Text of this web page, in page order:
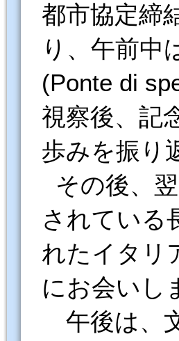
都市協定締
り、午前中
(Ponte di
視察後、記
歩みを振り
その後、
されている
れたイタリ
にお会いし
午後は、